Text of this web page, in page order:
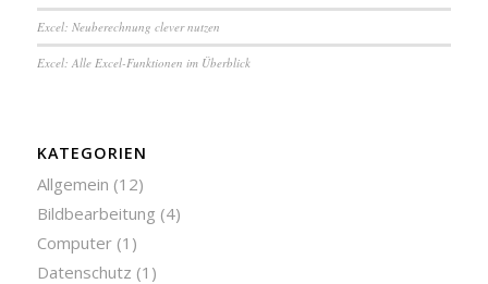
Excel: Neu­be­rech­nung clever nutzen
Excel: Alle Excel-Funktionen im Überblick
KATEGORIEN
Allgemein (12)
Bildbearbeitung (4)
Computer(1)
Datenschutz (1)